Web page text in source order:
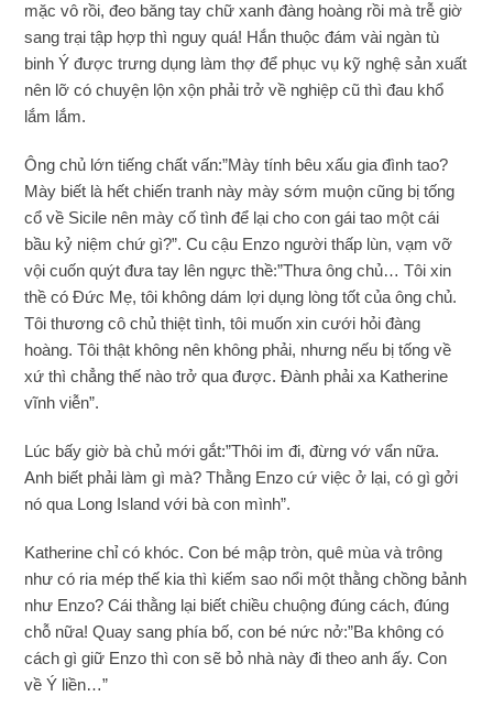
mặc vô rồi, đeo băng tay chữ xanh đàng hoàng rồi mà trễ giờ
sang trại tập hợp thì nguy quá! Hắn thuộc đám vài ngàn tù
binh Ý được trưng dụng làm thợ để phục vụ kỹ nghệ sản xuất
nên lỡ có chuyện lộn xộn phải trở về nghiệp cũ thì đau khổ
lắm lắm.
Ông chủ lớn tiếng chất vấn:”Mày tính bêu xấu gia đình tao?
Mày biết là hết chiến tranh này mày sớm muộn cũng bị tống
cổ về Sicile nên mày cố tình để lại cho con gái tao một cái
bầu kỷ niệm chứ gì?”. Cu cậu Enzo người thấp lùn, vạm vỡ
vội cuốn quýt đưa tay lên ngực thề:”Thưa ông chủ… Tôi xin
thề có Đức Mẹ, tôi không dám lợi dụng lòng tốt của ông chủ.
Tôi thương cô chủ thiệt tình, tôi muốn xin cưới hỏi đàng
hoàng. Tôi thật không nên không phải, nhưng nếu bị tống về
xứ thì chẳng thế nào trở qua được. Đành phải xa Katherine
vĩnh viễn”.
Lúc bấy giờ bà chủ mới gắt:”Thôi im đi, đừng vớ vẩn nữa.
Anh biết phải làm gì mà? Thằng Enzo cứ việc ở lại, có gì gởi
nó qua Long Island với bà con mình”.
Katherine chỉ có khóc. Con bé mập tròn, quê mùa và trông
như có ria mép thế kia thì kiếm sao nổi một thằng chồng bảnh
như Enzo? Cái thằng lại biết chiều chuộng đúng cách, đúng
chỗ nữa! Quay sang phía bố, con bé nức nở:”Ba không có
cách gì giữ Enzo thì con sẽ bỏ nhà này đi theo anh ấy. Con
về Ý liền…”